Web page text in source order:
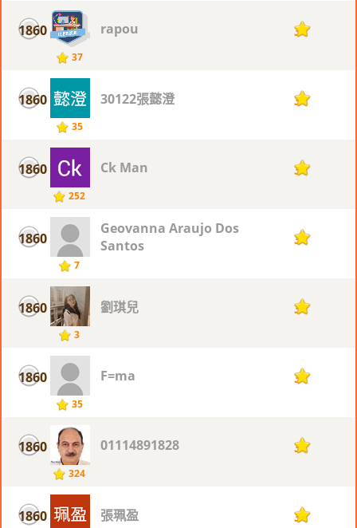
1860
37
rapou 3
1860
35
30122張懿澄 3
1860
252
Ck Man 3
1860
7
Geovanna Araujo Dos
Santos
3
1860
3
劉琪兒 3
1860
35
F=ma 3
1860
324
01114891828 3
1860 張珮盈 3